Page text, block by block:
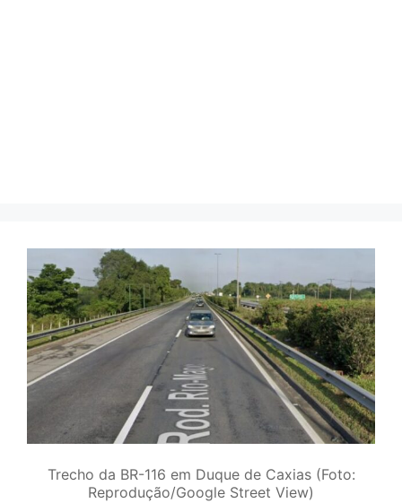
Trecho da BR-116 em Duque de Caxias (Foto:
Reprodução/Google Street View)